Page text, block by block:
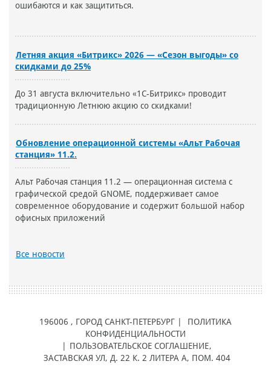
ошибаются и как защититься.
Летняя акция «Битрикс» 2026 — «Сезон выгоды» со
скидками до 25%
До 31 августа включительно «1С-Битрикс» проводит
традиционную Летнюю акцию со скидками!
Обновление операционной системы «Альт Рабочая
станция» 11.2.
Альт Рабочая станция 11.2 — операционная система с
графической средой GNOME, поддерживает самое
современное оборудование и содержит большой набор
офисных приложений
Все новости
196006 , ГОРОД САНКТ-ПЕТЕРБУРГ |
ПОЛИТИКА
КОНФИДЕНЦИАЛЬНОСТИ
ПОЛЬЗОВАТЕЛЬСКОЕ СОГЛАШЕНИЕ,
ЗАСТАВСКАЯ УЛ, Д. 22 К. 2 ЛИТЕРА А, ПОМ. 404